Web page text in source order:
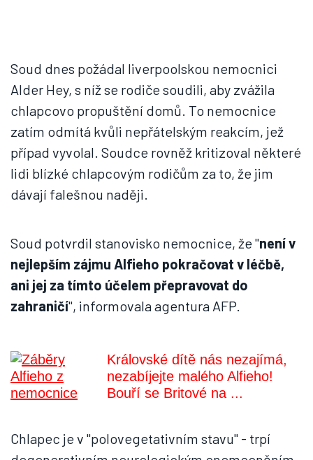
Soud dnes požádal liverpoolskou nemocnici
Alder Hey, s níž se rodiče soudili, aby zvážila
chlapcovo propuštění domů. To nemocnice
zatím odmítá kvůli nepřátelským reakcím, jež
případ vyvolal. Soudce rovněž kritizoval některé
lidi blízké chlapcovým rodičům za to, že jim
dávají falešnou naději.
Soud potvrdil stanovisko nemocnice, že "není v
nejlepším zájmu Alfieho pokračovat v léčbě,
ani jej za tímto účelem přepravovat do
zahraničí", informovala agentura AFP.
Královské dítě nás nezajímá,
nezabíjejte malého Alfieho!
Bouří se Britové na ...
Chlapec je v "polovegetativním stavu" - trpí